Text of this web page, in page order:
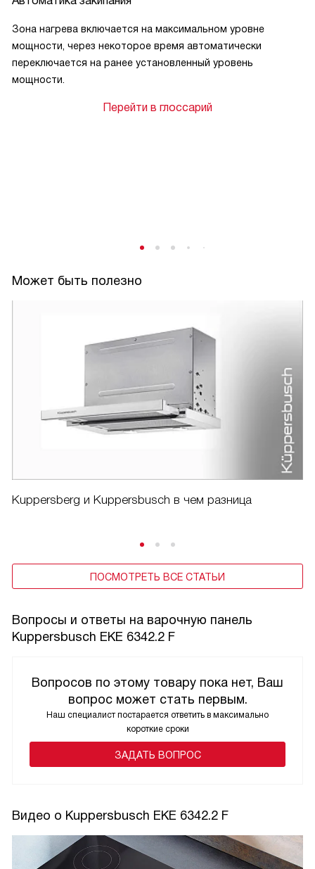
Зона нагрева включается на максимальном уровне
мощности, через некоторое время автоматически
переключается на ранее установленный уровень
мощности.
Перейти в глоссарий
Может быть полезно
Kuppersberg и Kuppersbusch в чем разница
ПОСМОТРЕТЬ ВСЕ СТАТЬИ
Вопросы и ответы на варочную панель
Kuppersbusch EKE 6342.2 F
Вопросов по этому товару пока нет, Ваш
вопрос может стать первым.
Наш специалист постарается ответить в максимально
короткие сроки
ЗАДАТЬ ВОПРОС
Видео о Kuppersbusch EKE 6342.2 F